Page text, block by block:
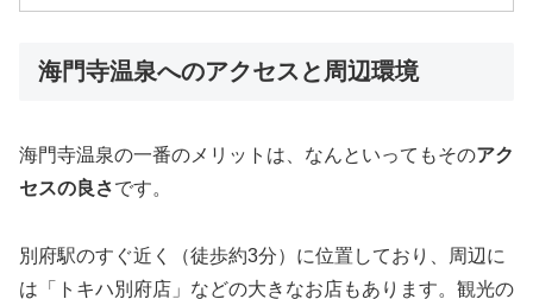
海門寺温泉へのアクセスと周辺環境
海門寺温泉の一番のメリットは、なんといってもそのアク
セスの良さです。
別府駅のすぐ近く（徒歩約3分）に位置しており、周辺に
は「トキハ別府店」などの大きなお店もあります。観光の